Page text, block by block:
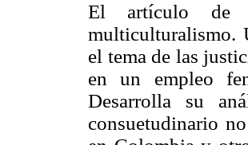
El artículo de
multiculturalismo.
el tema de las
en un empleo
Desarrolla su
consuetudinario